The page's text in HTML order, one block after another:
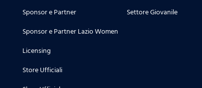
Sponsor e Partner
Sponsor e Partner Lazio Women
Licensing
Store Ufficiali
Settore Giovanile